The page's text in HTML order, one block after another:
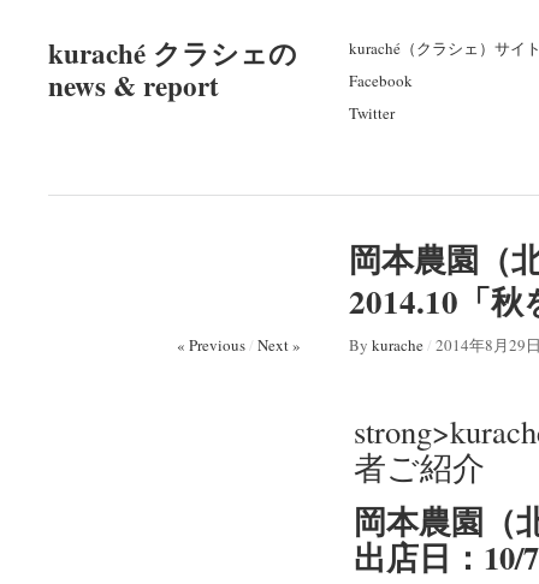
kuraché クラシェの
news & report
kuraché（クラシェ）サイ
Facebook
Twitter
岡本農園（
2014.10「
« Previous/ Next » By kurache/ 2014年8月29
者ご紹介
岡本農園（
出店日：10/